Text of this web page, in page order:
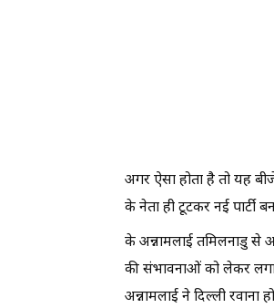
अगर ऐसा होता है तो यह
के नेता ही टूटकर नई पार्टी
के अन्नामलाई तमिलनाडु से
की संभावनाओं को लेकर
अन्नामलाई ने दिल्ली रवाना